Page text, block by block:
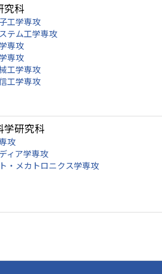
究科
工学専攻
テム工学専攻
専攻
専攻
工学専攻
工学専攻
学研究科
攻
ィア学専攻
・メカトロニクス学専攻